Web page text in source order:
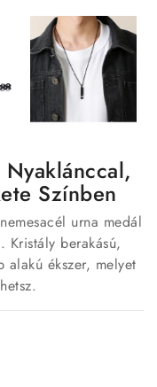
Színben
urna medál
Kristály berakású,
ékszer, melyet